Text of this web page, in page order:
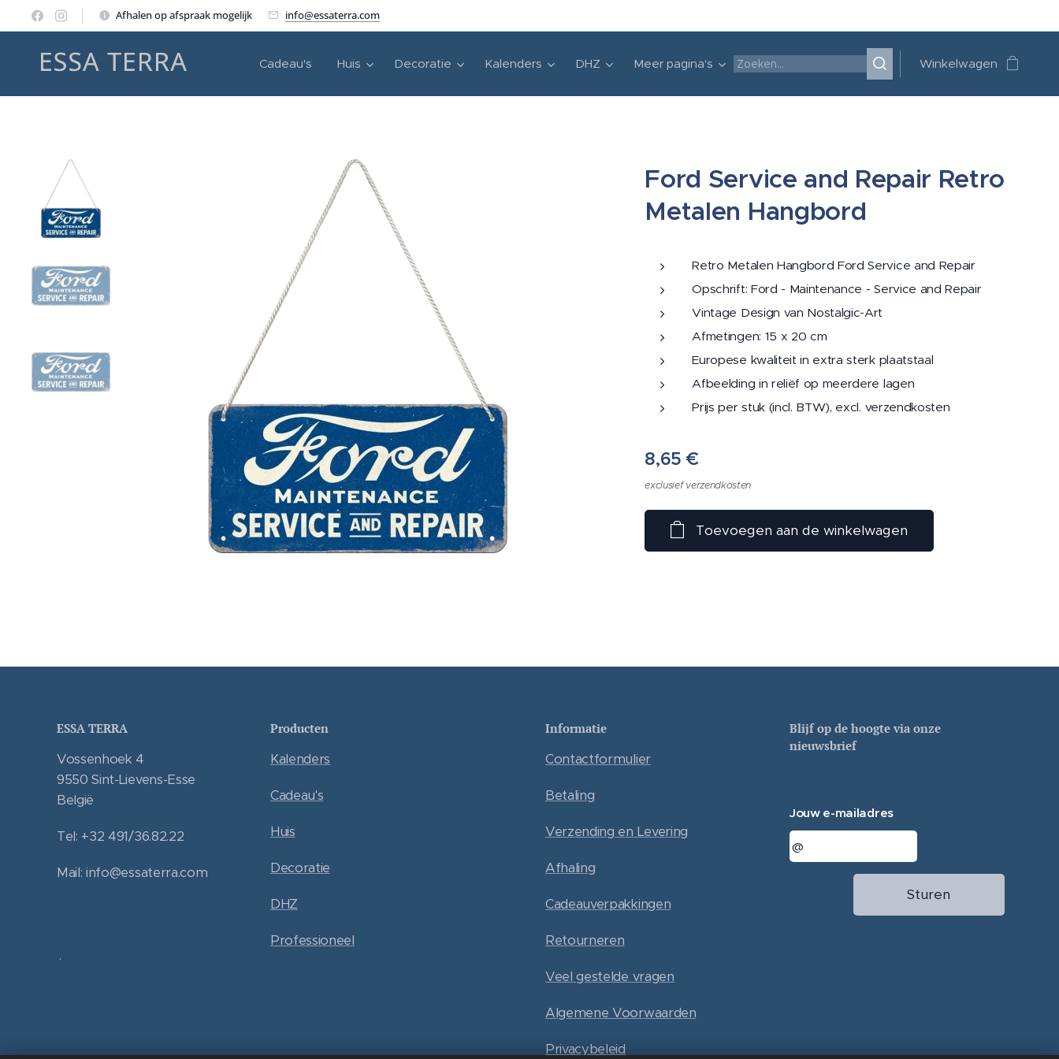
Afhalen op afspraak mogelijk info@essaterra.com
Cadeau's Huis Decoratie Kalenders DHZ Meer pagina's Winkelwagen
Ford Service and Repair Retro
Metalen Hangbord
Retro Metalen Hangbord Ford Service and Repair
Opschrift: Ford - Maintenance - Service and Repair
Vintage Design van Nostalgic-Art
Afmetingen: 15 x 20 cm
Europese kwaliteit in extra sterk plaatstaal
Afbeelding in reliëf op meerdere lagen
Prijs per stuk (incl. BTW), excl. verzendkosten
8,65 €
exclusief verzendkosten
Toevoegen aan de winkelwagen
ESSA TERRA
Vossenhoek 4
9550 Sint-Lievens-Esse
België
Tel: +32 491/36.82.22
Mail: info@essaterra.com
.
Producten
Kalenders
Cadeau's
Huis
Decoratie
DHZ
Professioneel
Informatie
Contactformulier
Betaling
Verzending en Levering
Afhaling
Cadeauverpakkingen
Retourneren
Veel gestelde vragen
Algemene Voorwaarden
Privacybeleid
Blijf op de hoogte via onze
nieuwsbrief
Jouw e-mailadres
Sturen